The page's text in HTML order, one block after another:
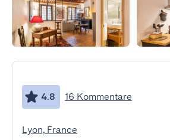
4.8 16 Kommentare
Lyon, France